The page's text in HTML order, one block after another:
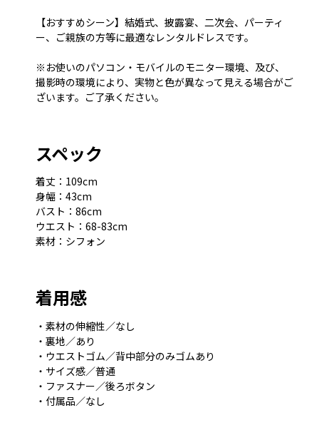
【おすすめシーン】結婚式、披露宴、二次会、パーティ
ー、ご親族の方等に最適なレンタルドレスです。
※お使いのパソコン・モバイルのモニター環境、及び、
撮影時の環境により、実物と色が異なって見える場合がご
ざいます。ご了承ください。
スペック
着丈：109cm
身幅：43cm
バスト：86cm
ウエスト：68-83cm
素材：シフォン
着用感
・素材の伸縮性／なし
・裏地／あり
・ウエストゴム／背中部分のみゴムあり
・サイズ感／普通
・ファスナー／後ろボタン
・付属品／なし